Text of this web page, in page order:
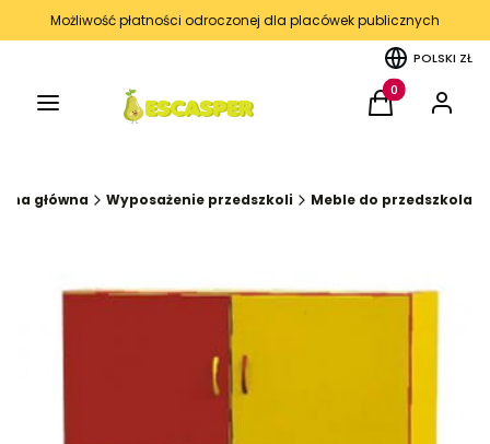
Możliwość płatności odroczonej dla placówek publicznych
POLSKI ZŁ
Menu Produkty w
Koszyk Zaloguj
główna Wyposażenie przedszkoli Meble do przedszkola